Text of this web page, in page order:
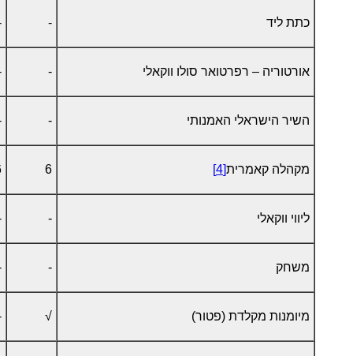
כתת ליד -
אורטוריה – רפרטואר סולו ווקאלי -
השיר הישראלי האמנותי -
מקהלה קאמרית[4]
6
ליווי ווקאלי -
משחק -
מיומנות מקלדת (פטור) √